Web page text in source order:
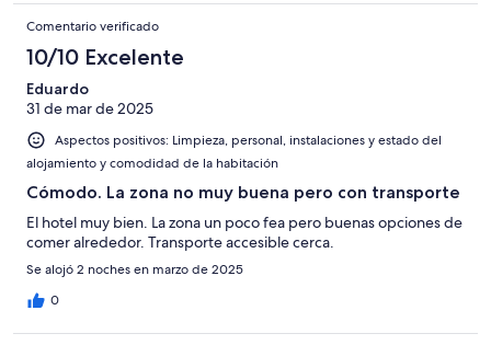
Comentario verificado
10/10 Excelente
Eduardo
31 de mar de 2025
Aspectos positivos: Limpieza, personal, instalaciones y estado del
alojamiento y comodidad de la habitación
Cómodo. La zona no muy buena pero con transporte
El hotel muy bien. La zona un poco fea pero buenas opciones de
comer alrededor. Transporte accesible cerca.
Se alojó 2 noches en marzo de 2025
0